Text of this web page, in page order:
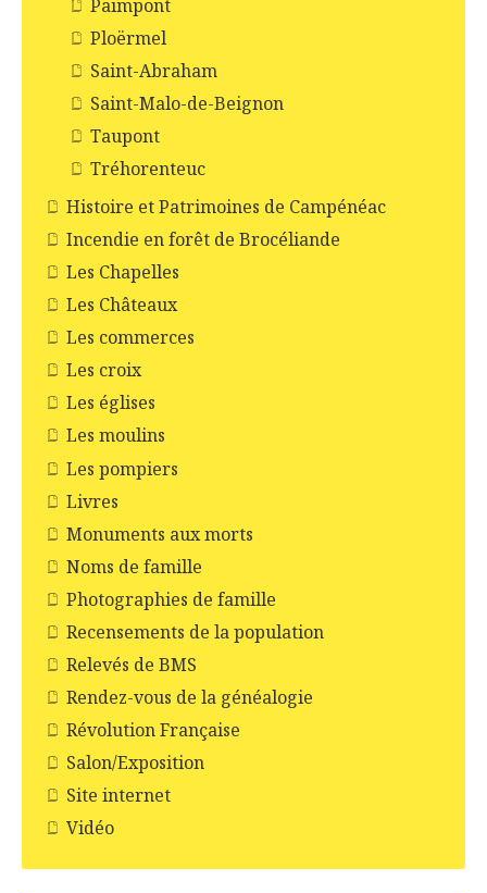
Paimpont
Ploërmel
Saint-Abraham
Saint-Malo-de-Beignon
Taupont
Tréhorenteuc
Histoire et Patrimoines de Campénéac
Incendie en forêt de Brocéliande
Les Chapelles
Les Châteaux
Les commerces
Les croix
Les églises
Les moulins
Les pompiers
Livres
Monuments aux morts
Noms de famille
Photographies de famille
Recensements de la population
Relevés de BMS
Rendez-vous de la généalogie
Révolution Française
Salon/Exposition
Site internet
Vidéo